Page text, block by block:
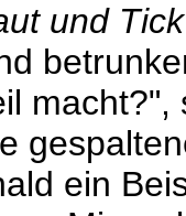
und
ein